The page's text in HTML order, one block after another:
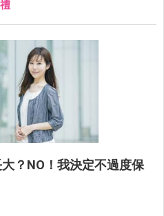
？NO！我決定不過度保